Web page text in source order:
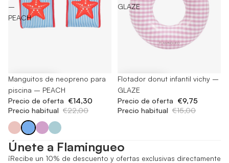
–
PEACH
-35%
Manguitos de neopreno para
piscina – PEACH
Precio de oferta €14,30
Precio habitual €22,00
GLAZE
-35%
Flotador donut infantil vichy –
GLAZE
Precio de oferta €9,75
Precio habitual €15,00
Únete a Flamingueo
¡Recibe un 10% de descuento y ofertas exclusivas directamente